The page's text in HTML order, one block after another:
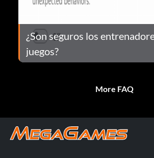
¿Son seguros los
juegos?
More FAQ